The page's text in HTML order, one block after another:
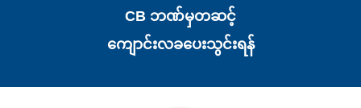
CB ဘဏ်မှတဆင့်
ကျောင်းလခပေးသွင်းရန်